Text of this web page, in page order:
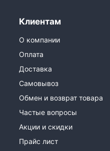
Клиентам
О компании
Оплата
Доставка
Самовывоз
Обмен и возврат товара
Частые вопросы
Акции и скидки
Прайс лист